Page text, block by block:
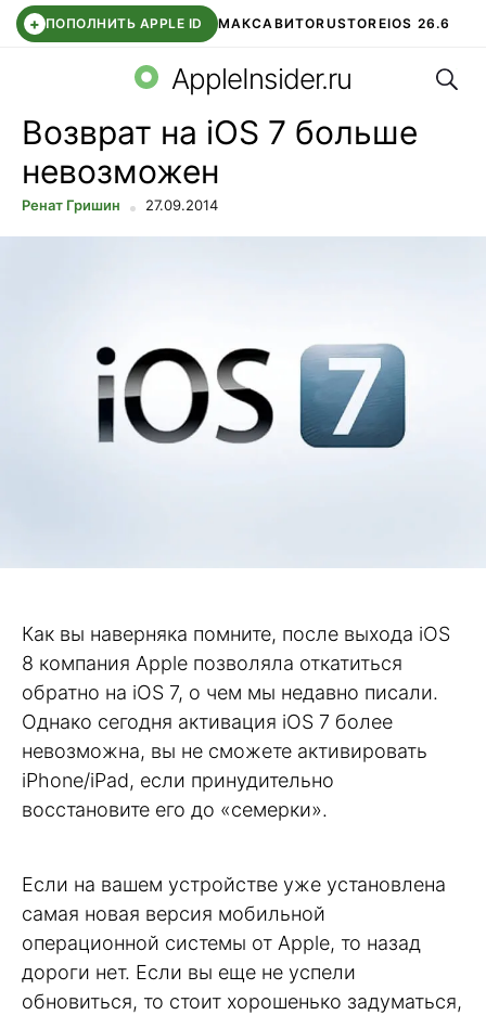
+ ПОПОЛНИТЬ APPLE ID МАКСАВИТОRUSTOREIOS 26.6
СБЕР КИДС ВТБ ОНЛАЙН ЧАТ В ROBLOX
AppleInsider.ru
Возврат на iOS 7 больше
невозможен
Ренат Гришин 27.09.2014
Как вы наверняка помните, после выхода iOS
8 компания Apple позволяла откатиться
обратно на iOS 7, о чем мы недавно писали.
Однако сегодня активация iOS 7 более
невозможна, вы не сможете активировать
iPhone/iPad, если принудительно
восстановите его до «семерки».
Если на вашем устройстве уже установлена
самая новая версия мобильной
операционной системы от Apple, то назад
дороги нет. Если вы еще не успели
обновиться, то стоит хорошенько задуматься,